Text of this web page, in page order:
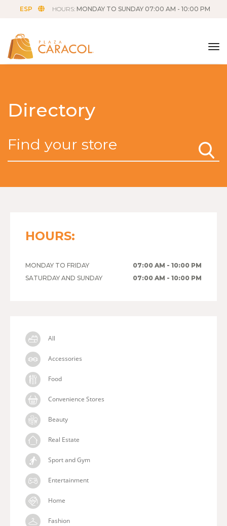
ESP HOURS: MONDAY TO SUNDAY 07:00 AM - 10:00 PM
Directory
HOURS:
MONDAY TO FRIDAY
07:00 AM - 10:00 PM
SATURDAY AND SUNDAY
07:00 AM - 10:00 PM
All
Accessories
Food
Convenience Stores
Beauty
Real Estate
Sport and Gym
Entertainment
Home
Fashion